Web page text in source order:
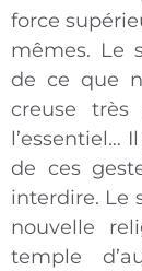
force
mêmes. Le
de ce que
creuse
l’essentiel…
de ces
interdire. Le
nouvelle
temple